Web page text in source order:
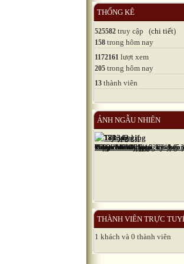
THỐNG KÊ
525582 truy cập (chi tiết)
158 trong hôm nay
1172161 lượt xem
205 trong hôm nay
13 thành viên
ẢNH NGẪU NHIÊN
THÀNH VIÊN TRỰC
1 khách và 0 thành viên